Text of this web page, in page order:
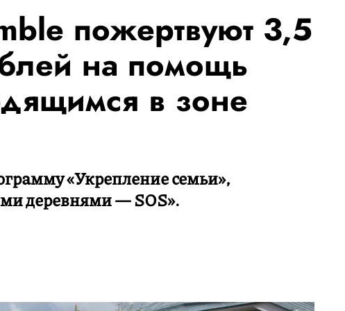
пожертвуют 3,5
на помощь
в зоне
«Укрепление семьи»,
деревнями — SOS».